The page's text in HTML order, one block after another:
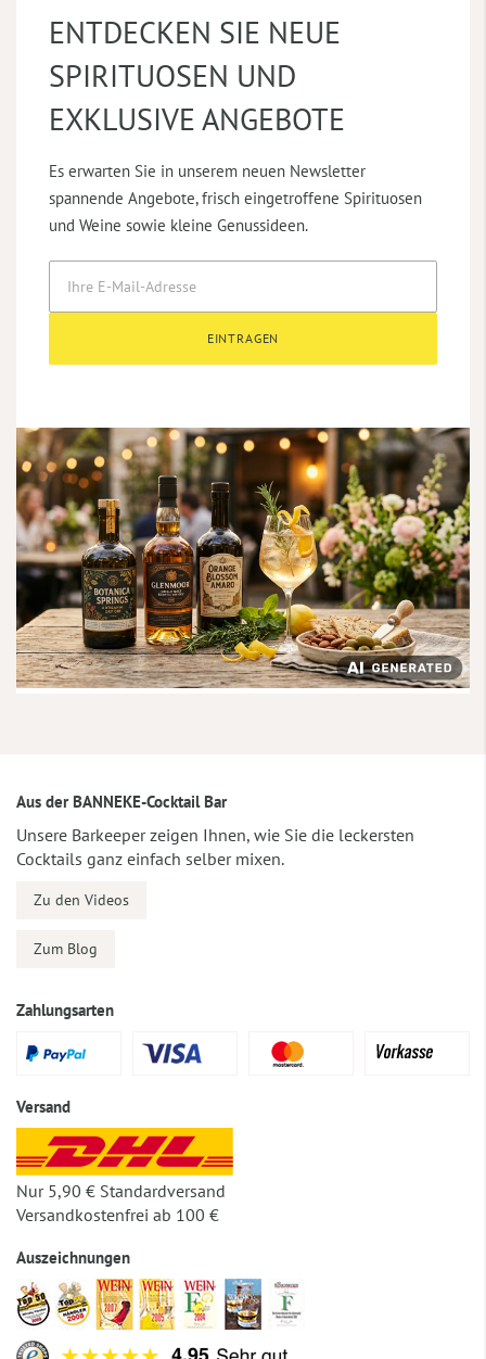
ENTDECKEN SIE NEUE
SPIRITUOSEN UND
EXKLUSIVE ANGEBOTE
Es erwarten Sie in unserem neuen Newsletter
spannende Angebote, frisch eingetroffene Spirituosen
und Weine sowie kleine Genussideen.
EINTRAGEN
Aus der BANNEKE-Cocktail Bar
Unsere Barkeeper zeigen Ihnen, wie Sie die leckersten
Cocktails ganz einfach selber mixen.
Zu den Videos
Zum Blog
Zahlungsarten
Versand
Nur 5,90 € Standardversand
Versandkostenfrei ab 100 €
Auszeichnungen